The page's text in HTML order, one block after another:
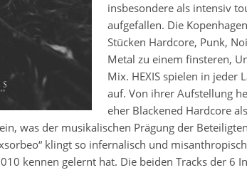
insbesondere als intensiv
aufgefallen. Die
Stücken Hardcore, Punk,
Metal zu einem finsteren,
Mix. HEXIS spielen in jeder
auf. Von ihrer Aufstellung
eher Blackened Hardcore
was der musikalischen Prägung der
klingt so infernalisch und
kennen gelernt hat. Die beiden Tracks der 6